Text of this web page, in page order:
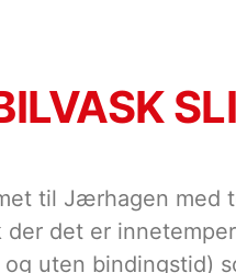
til Jærhagen med
der det er
uten bindingstid)